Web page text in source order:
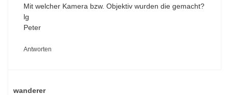
Mit welcher Kamera bzw. Objektiv wurden die gemacht?
lg
Peter
Antworten
wanderer